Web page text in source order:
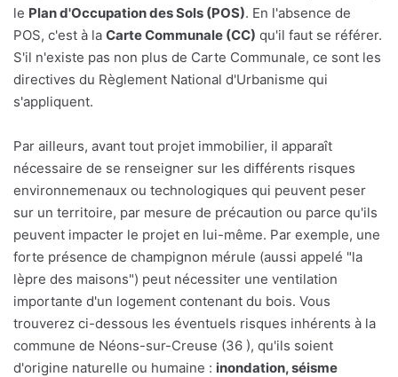
le Plan d'Occupation des Sols (POS). En l'absence de
POS, c'est à la Carte Communale (CC) qu'il faut se référer.
S'il n'existe pas non plus de Carte Communale, ce sont les
directives du Règlement National d'Urbanisme qui
s'appliquent.
Par ailleurs, avant tout projet immobilier, il apparaît
nécessaire de se renseigner sur les différents risques
environnemenaux ou technologiques qui peuvent peser
sur un territoire, par mesure de précaution ou parce qu'ils
peuvent impacter le projet en lui-même. Par exemple, une
forte présence de champignon mérule (aussi appelé "la
lèpre des maisons") peut nécessiter une ventilation
importante d'un logement contenant du bois. Vous
trouverez ci-dessous les éventuels risques inhérents à la
commune de Néons-sur-Creuse (36 ), qu'ils soient
d'origine naturelle ou humaine : inondation, séisme